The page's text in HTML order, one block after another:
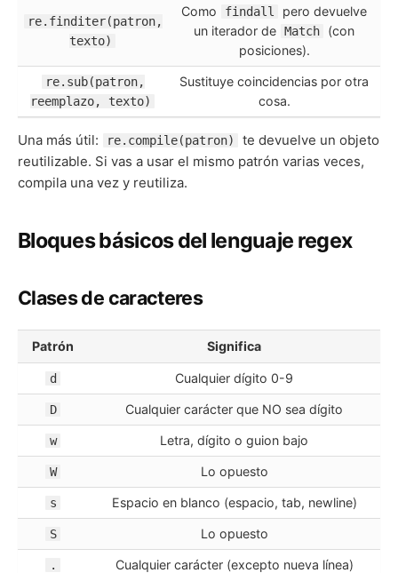
re.finditer(patron,
texto)
Como findall
pero devuelve
un iterador de Match
(con
posiciones).
re.sub(patron,
reemplazo, texto)
Sustituye coincidencias por otra
cosa.
Una más útil: re.compile(patron)
te devuelve un objeto
reutilizable. Si vas a usar el mismo patrón varias veces,
compila una vez y reutiliza.
Bloques básicos del lenguaje regex
Clases de caracteres
Patrón Significa
d Cualquier dígito 0-9
D Cualquier carácter que NO sea dígito
w Letra, dígito o guion bajo
W Lo opuesto
s Espacio en blanco (espacio, tab, newline)
S Lo opuesto
. Cualquier carácter (excepto nueva línea)